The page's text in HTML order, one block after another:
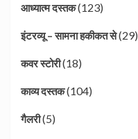
आध्यात्म दस्तक(123)
इंटरव्यू – सामना हकीकत से(29)
कवर स्टोरी(18)
काव्य दस्तक(104)
गैलरी(5)